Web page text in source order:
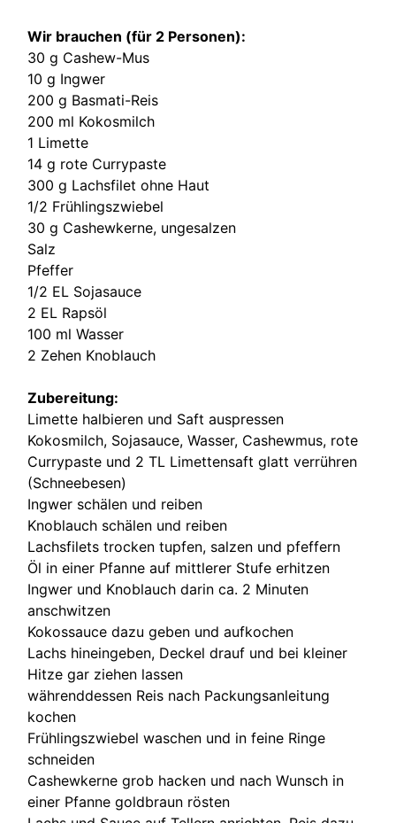
Wir brauchen (für 2 Personen):
30 g Cashew-Mus
10 g Ingwer
200 g Basmati-Reis
200 ml Kokosmilch
1 Limette
14 g rote Currypaste
300 g Lachsfilet ohne Haut
1/2 Frühlingszwiebel
30 g Cashewkerne, ungesalzen
Salz
Pfeffer
1/2 EL Sojasauce
2 EL Rapsöl
100 ml Wasser
2 Zehen Knoblauch
Zubereitung:
Limette halbieren und Saft auspressen
Kokosmilch, Sojasauce, Wasser, Cashewmus, rote
Currypaste und 2 TL Limettensaft glatt verrühren
(Schneebesen)
Ingwer schälen und reiben
Knoblauch schälen und reiben
Lachsfilets trocken tupfen, salzen und pfeffern
Öl in einer Pfanne auf mittlerer Stufe erhitzen
Ingwer und Knoblauch darin ca. 2 Minuten
anschwitzen
Kokossauce dazu geben und aufkochen
Lachs hineingeben, Deckel drauf und bei kleiner
Hitze gar ziehen lassen
währenddessen Reis nach Packungsanleitung
kochen
Frühlingszwiebel waschen und in feine Ringe
schneiden
Cashewkerne grob hacken und nach Wunsch in
einer Pfanne goldbraun rösten